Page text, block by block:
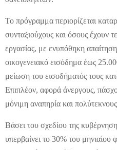
Το πρόγραμμα περιορίζεται
συνταξιούχους και όσους έχουν
εργασίας, με ενυπόθηκη
οικογενειακό εισόδημα έως
μείωση του εισοδήματός τους
Επιπλέον, αφορά άνεργους,
μόνιμη αναπηρία και
Βάσει του σχεδίου της
υπερβαίνει το 30% του μηνιαίου